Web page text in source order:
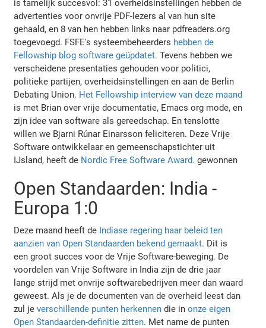
is tamelijk succesvol: 31 overheidsinstellingen hebben de
advertenties voor onvrije PDF-lezers al van hun site
gehaald, en 8 van hen hebben links naar pdfreaders.org
toegevoegd. FSFE's systeembeheerders hebben de
Fellowship blog software geüpdatet. Tevens hebben we
verscheidene presentaties gehouden voor politici,
politieke partijen, overheidsinstellingen en aan de Berlin
Debating Union. Het Fellowship interview van deze maand
is met Brian over vrije documentatie, Emacs org mode, en
zijn idee van software als gereedschap. En tenslotte
willen we Bjarni Rúnar Einarsson feliciteren. Deze Vrije
Software ontwikkelaar en gemeenschapstichter uit
IJsland, heeft de Nordic Free Software Award. gewonnen
Open Standaarden: India -
Europa 1:0
Deze maand heeft de Indiase regering haar beleid ten
aanzien van Open Standaarden bekend gemaakt. Dit is
een groot succes voor de Vrije Software-beweging. De
voordelen van Vrije Software in India zijn de drie jaar
lange strijd met onvrije softwarebedrijven meer dan waard
geweest. Als je de documenten van de overheid leest dan
zul jeverschillende punten herkennen die inonze eigen
Open Standaarden-definitie zitten. Met name de punten